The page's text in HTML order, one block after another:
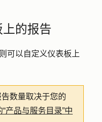
的报告
可以自定义仪表板上
数量取决于您的
产品与服务目录”中